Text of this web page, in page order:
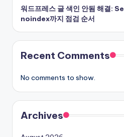
워드프레스 글 색인 안됨 해결:
noindex까지 점검 순서
Recent Comments
No comments to show.
Archives